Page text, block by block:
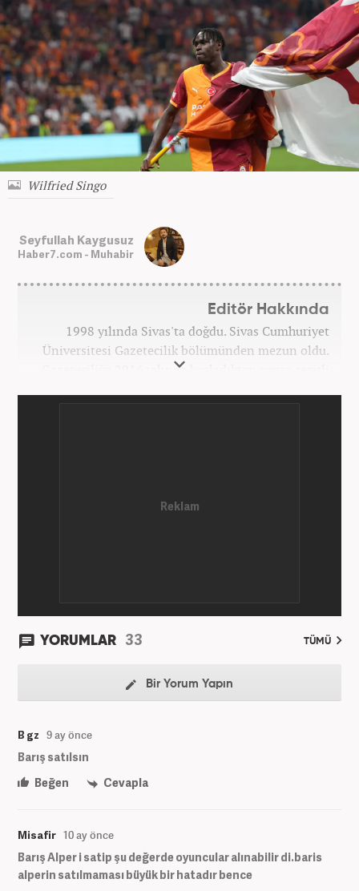
Wilfried Singo
Seyfullah Kaygusuz
Haber7.com - Muhabir
Editör Hakkında
1998 yılında Sivas'ta doğdu. Sivas Cumhuriyet
Üniversitesi Gazetecilik bölümünden mezun oldu.
Gazeteciliğe 2016 yılında başladıktan sonra çeşitli
YORUMLAR 33 TÜMÜ
Bir Yorum Yapın
B gz 9 ay önce
Barış satılsın
Beğen
Cevapla
Misafir 10 ay önce
Barış Alper i satip şu değerde oyuncular alınabilir di.baris
alperin satılmaması büyük bir hatadır bence